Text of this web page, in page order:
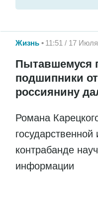
Жизнь 11:51 / 17
Пытавшемуся
подшипники
россиянину
Романа
контрабанде
информации